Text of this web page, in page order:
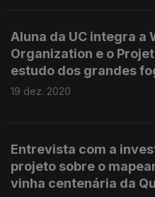
Aluna da UC integra a
Organization e o
estudo dos grandes
19 dez. 2020
Entrevista com a
projeto sobre o
vinha centenária da